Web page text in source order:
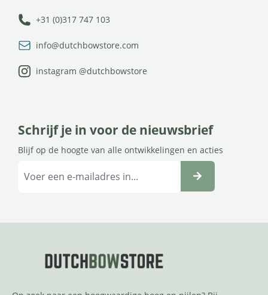
+31 (0)317 747 103
info@dutchbowstore.com
instagram @dutchbowstore
Schrijf je in voor de nieuwsbrief
Blijf op de hoogte van alle ontwikkelingen en acties